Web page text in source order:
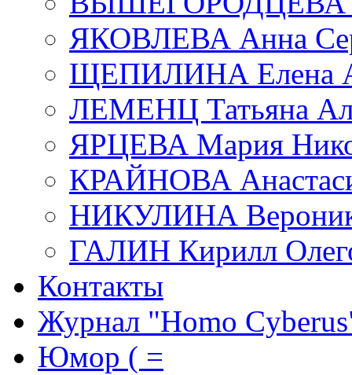
ЯКОВЛЕВА Анна
ЩЕПИЛИНА Елена
ЛЕМЕНЦ Татьяна
ЯРЦЕВА Мария
КРАЙНОВА
НИКУЛИНА
ГАЛИН Кирилл
Контакты
Журнал "Homo
Юмор ( =